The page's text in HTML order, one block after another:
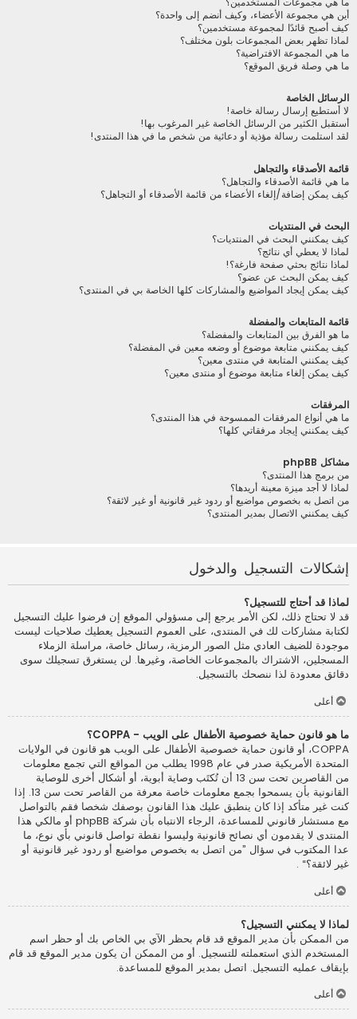
أين هي مجموعة الأعضاء، وكيف أنضم إلى واحدة؟
كيف أصبح قائدًا لمجموعة مستخدمين؟
لماذا تظهر بعض المجموعات بلون مختلف؟
ما هي المجموعة الافتراضية؟
ما هي وصلة فريق الموقع؟
الرسائل الخاصة
لا أستطيع إرسال رسالة خاصة!
أستقبل الكثير من الرسائل الخاصة غير المرغوب بها!
لقد استلمت رسالة مؤذية أو دعائية من شخص ما في هذا المنتدى!
قائمة الأصدقاء والتجاهل
ما هي قائمة الأصدقاء والتجاهل؟
كيف يمكن إضافة/إلغاء الأعضاء من قائمة الأصدقاء أو التجاهل؟
البحث في المنتديات
كيف يمكنني البحث في المنتديات؟
لماذا لا يعطي أي نتائج؟
لماذا نتائج بحثي صفحة فارغة؟!
كيف يمكن البحث عن عضو؟
كيف يمكن إيجاد المواضيع والمشاركات كلها الخاصة بي في المنتدى؟
قائمة المتابعات والمفضلة
ما هو الفرق بين المتابعات والمفضلة؟
كيف يمكنني متابعة موضوع أو وضعه معين في المفضلة؟
كيف يمكنني المتابعة في منتدى معين؟
كيف يمكن إلغاء متابعة موضوع أو منتدى معين؟
المرفقات
ما هي أنواع المرفقات الممسوحة في هذا المنتدى؟
كيف يمكنني إيجاد مرفقاتي كلها؟
مشاكل phpBB
من برمج هذا المنتدى؟
لماذا لا أجد ميزة معينة أريدها؟
من اتصل به بخصوص مواضيع أو ردود غير قانونية أو غير لائقة؟
كيف يمكنني الاتصال بمدير المنتدى؟
إشكالات التسجيل والدخول
لماذا قد أحتاج للتسجيل؟
قد لا تحتاج ذلك، لكن الأمر يرجع إلى مسؤولي الموقع إن فرضوا عليك التسجيل
لكتابة مشاركات لك في المنتدى، على العموم التسجيل يعطيك صلاحيات ليست
موجودة للضيف العادي مثل الصور الرمزية، رسائل خاصة، مراسلة الزملاء
المسجلين، الاشتراك بالمجموعات الخاصة، وغيرها. لن يستغرق تسجيلك سوى
دقائق معدودة لذا ننصحك بالتسجيل.
أعلى
ما هو قانون حماية خصوصية الأطفال على الويب - COPPA؟
COPPA، أو قانون حماية خصوصية الأطفال على الويب هو قانون في الولايات
المتحدة الأمريكية صدر في عام 1998 يطلب من المواقع التي تجمع معلومات
من القاصرين تحت سن 13 أن تُكتَب وصاية أبوية، أو أشكال أخرى للوصاية
القانونية بأن يسمحوا بجمع معلومات خاصة معرفة من القاصر تحت سن 13. إذا
كنت غير متأكد إذا كان ينطبق عليك هذا القانون بوصفك شخصا فقم بالتواصل
مع مستشار قانوني للمساعدة، الرجاء الانتباه بأن شركة phpBB أو مالكي هذا
المنتدى لا يقدمون أي نصائح قانونية وليسوا نقطة تواصل قانوني بأي نوع، ما
عدا المكتوب في سؤال ”من اتصل به بخصوص مواضيع أو ردود غير قانونية أو
غير لائقة؟“ .
أعلى
لماذا لا يمكنني التسجيل؟
من الممكن بأن مدير الموقع قد قام بحظر الآي بي الخاص بك أو حظر اسم
المستخدم الذي استعملته للتسجيل. أو من الممكن أن يكون مدير الموقع قد قام
بإيقاف عمليه التسجيل. اتصل بمدير الموقع للمساعدة.
أعلى